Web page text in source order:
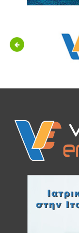
Previous